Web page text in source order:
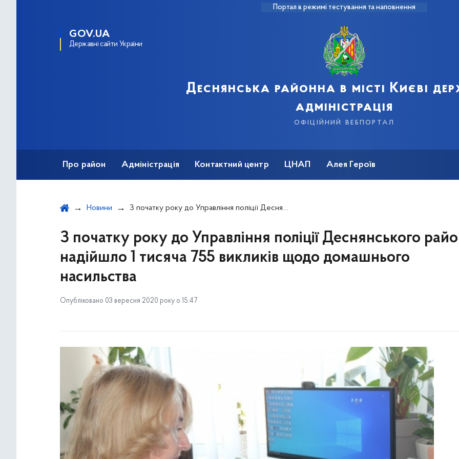
Портал в режимі тестування та наповнення
GOV.UA
Державні сайти України
Деснянська районна в місті Києві
адміністрація
офіційний вебпортал
Про район Адміністрація Контактний центр ЦНАП Алея Героїв
Новини З початку року до Управління поліції Деснянського району надійшло 1 тисяча 755 викликів щодо домашнього насильства
З початку року до Управління поліції Деснянського
надійшло 1 тисяча 755 викликів щодо домашнього
насильства
Опубліковано 03 вересня 2020 року о 15:47